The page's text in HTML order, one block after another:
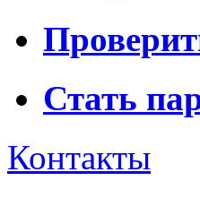
Стать
Контакты